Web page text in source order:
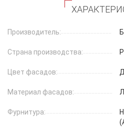
Производитель:
Страна производства:
Цвет фасадов:
Материал фасадов:
Фурнитура: